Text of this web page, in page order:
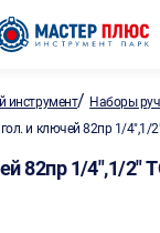
инструмент/ Наборы
и ключей 82пр 1/4",1/
82пр 1/4",1/2"